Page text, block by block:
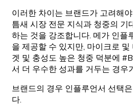
이러한 차이는 브랜드가 고려해
틈새 시장 전문 지식과 청중의 기
하는 것을 강조합니다. 메가 인플
을 제공할 수 있지만, 마이크로
겟 및 충성도 높은 청중 덕분에
서 더 우수한 성과를 거두는 경우
브랜드의 경우 인플루언서 선택
다.